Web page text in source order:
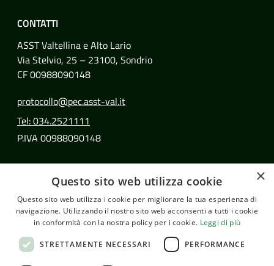
CONTATTI
ASST Valtellina e Alto Lario
Via Stelvio, 25 – 23100, Sondrio
CF 00988090148
protocollo@pec.asst-val.it
Tel: 034.2521111
P.IVA 00988090148
Facebook
© Copyright 2026 - ASST Valtellina e Alto Lario
×
Questo sito web utilizza cookie
Questo sito web utilizza i cookie per migliorare la tua esperienza di
navigazione. Utilizzando il nostro sito web acconsenti a tutti i cookie
in conformità con la nostra policy per i cookie. Leggi di più
STRETTAMENTE NECESSARI PERFORMANCE